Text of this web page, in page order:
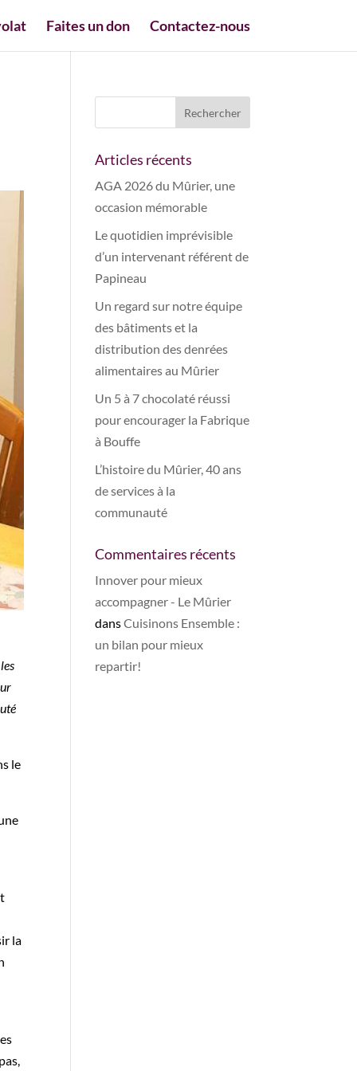
Faites un don Contactez-nous
le
la
Articles récents
AGA 2026 du Mûrier, une
occasion mémorable
Le quotidien imprévisible
d’un intervenant référent de
Papineau
Un regard sur notre équipe
des bâtiments et la
distribution des denrées
alimentaires au Mûrier
Un 5 à 7 chocolaté réussi
pour encourager la Fabrique
à Bouffe
L’histoire du Mûrier, 40 ans
de services à la
communauté
Commentaires récents
Innover pour mieux
accompagner - Le Mûrier
dansCuisinons Ensemble :
un bilan pour mieux
repartir!